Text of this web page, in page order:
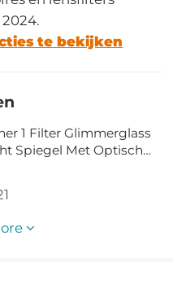
te bekijken
1 Filter Glimmerglass
Spiegel Met Optisch
Groene Film Nano